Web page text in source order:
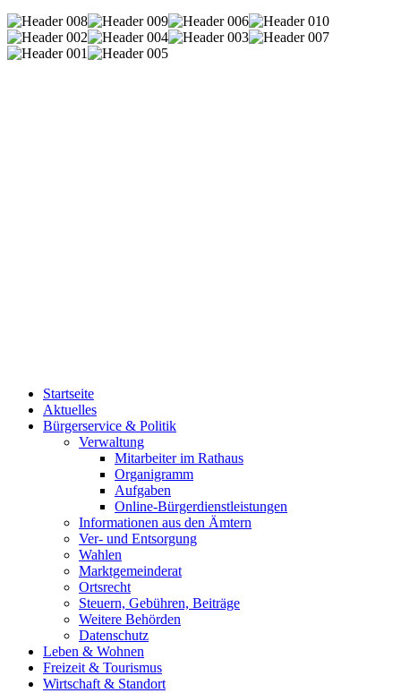
Startseite
Aktuelles
Bürgerservice & Politik
Verwaltung
Mitarbeiter im Rathaus
Organigramm
Aufgaben
Online-Bürgerdienstleistungen
Informationen aus den Ämtern
Ver- und Entsorgung
Wahlen
Marktgemeinderat
Ortsrecht
Steuern, Gebühren, Beiträge
Weitere Behörden
Datenschutz
Leben & Wohnen
Freizeit & Tourismus
Wirtschaft & Standort